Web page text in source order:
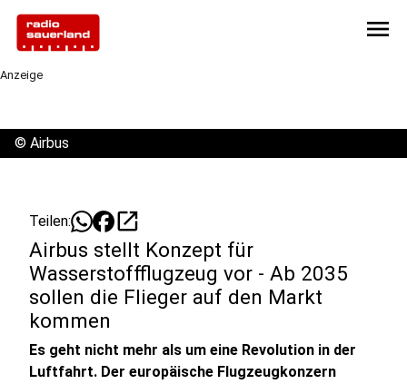
menu
Anzeige
© Airbus
Teilen: open_in_new
Airbus stellt Konzept für
Wasserstoffflugzeug vor - Ab 2035
sollen die Flieger auf den Markt
kommen
Es geht nicht mehr als um eine Revolution in der
Luftfahrt. Der europäische Flugzeugkonzern